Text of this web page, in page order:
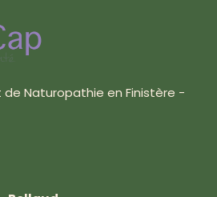
Naturopathie en Finistère -